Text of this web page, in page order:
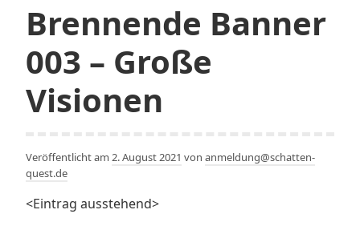
Brennende Banner
003 – Große
Visionen
Veröffentlicht am 2. August 2021 von anmeldung@schatten-
quest.de
<Eintrag ausstehend>